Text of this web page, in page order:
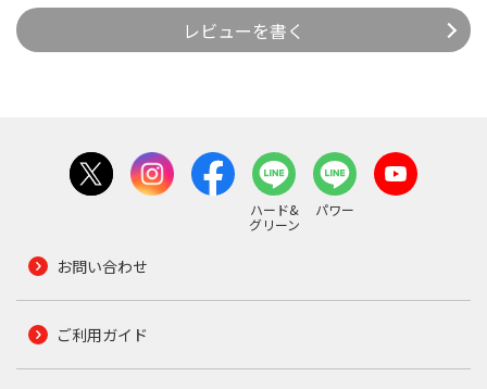
レビューを書く
ハード&
グリーン
パワー
お問い合わせ
ご利用ガイド